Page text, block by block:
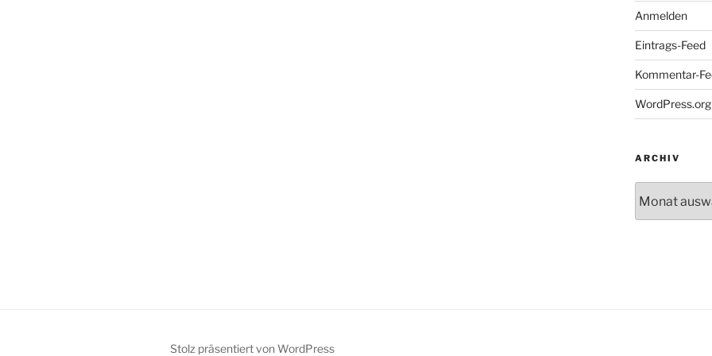
Anmelden
Eintrags-Feed
Kommentar-
WordPress.org
ARCHIV
Stolz präsentiert von WordPress